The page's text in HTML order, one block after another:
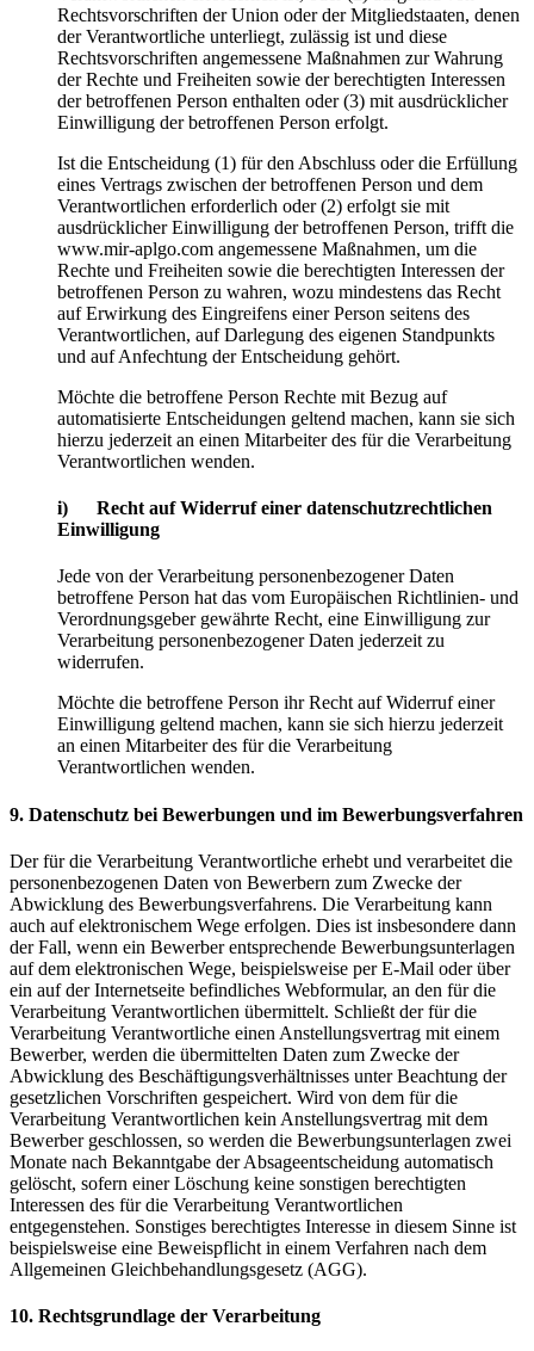
Rechtsvorschriften der Union oder der Mitgliedstaaten, denen
der Verantwortliche unterliegt, zulässig ist und diese
Rechtsvorschriften angemessene Maßnahmen zur Wahrung
der Rechte und Freiheiten sowie der berechtigten Interessen
der betroffenen Person enthalten oder (3) mit ausdrücklicher
Einwilligung der betroffenen Person erfolgt.
Ist die Entscheidung (1) für den Abschluss oder die Erfüllung
eines Vertrags zwischen der betroffenen Person und dem
Verantwortlichen erforderlich oder (2) erfolgt sie mit
ausdrücklicher Einwilligung der betroffenen Person, trifft die
www.mir-aplgo.com angemessene Maßnahmen, um die
Rechte und Freiheiten sowie die berechtigten Interessen der
betroffenen Person zu wahren, wozu mindestens das Recht
auf Erwirkung des Eingreifens einer Person seitens des
Verantwortlichen, auf Darlegung des eigenen Standpunkts
und auf Anfechtung der Entscheidung gehört.
Möchte die betroffene Person Rechte mit Bezug auf
automatisierte Entscheidungen geltend machen, kann sie sich
hierzu jederzeit an einen Mitarbeiter des für die Verarbeitung
Verantwortlichen wenden.
i) Recht auf Widerruf einer datenschutzrechtlichen
Einwilligung
Jede von der Verarbeitung personenbezogener Daten
betroffene Person hat das vom Europäischen Richtlinien- und
Verordnungsgeber gewährte Recht, eine Einwilligung zur
Verarbeitung personenbezogener Daten jederzeit zu
widerrufen.
Möchte die betroffene Person ihr Recht auf Widerruf einer
Einwilligung geltend machen, kann sie sich hierzu jederzeit
an einen Mitarbeiter des für die Verarbeitung
Verantwortlichen wenden.
9. Datenschutz bei Bewerbungen und im Bewerbungsverfahren
Der für die Verarbeitung Verantwortliche erhebt und verarbeitet die
personenbezogenen Daten von Bewerbern zum Zwecke der
Abwicklung des Bewerbungsverfahrens. Die Verarbeitung kann
auch auf elektronischem Wege erfolgen. Dies ist insbesondere dann
der Fall, wenn ein Bewerber entsprechende Bewerbungsunterlagen
auf dem elektronischen Wege, beispielsweise per E-Mail oder über
ein auf der Internetseite befindliches Webformular, an den für die
Verarbeitung Verantwortlichen übermittelt. Schließt der für die
Verarbeitung Verantwortliche einen Anstellungsvertrag mit einem
Bewerber, werden die übermittelten Daten zum Zwecke der
Abwicklung des Beschäftigungsverhältnisses unter Beachtung der
gesetzlichen Vorschriften gespeichert. Wird von dem für die
Verarbeitung Verantwortlichen kein Anstellungsvertrag mit dem
Bewerber geschlossen, so werden die Bewerbungsunterlagen zwei
Monate nach Bekanntgabe der Absageentscheidung automatisch
gelöscht, sofern einer Löschung keine sonstigen berechtigten
Interessen des für die Verarbeitung Verantwortlichen
entgegenstehen. Sonstiges berechtigtes Interesse in diesem Sinne ist
beispielsweise eine Beweispflicht in einem Verfahren nach dem
Allgemeinen Gleichbehandlungsgesetz (AGG).
10. Rechtsgrundlage der Verarbeitung